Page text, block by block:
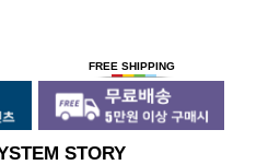
FREE SHIPPING
STORY